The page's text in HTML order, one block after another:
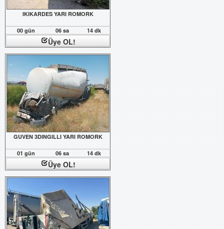
IKIKARDES YARI ROMORK
00 gün 06 sa 14 dk
Üye OL!
GUVEN 3DINGILLI YARI ROMORK
01 gün 06 sa 14 dk
Üye OL!